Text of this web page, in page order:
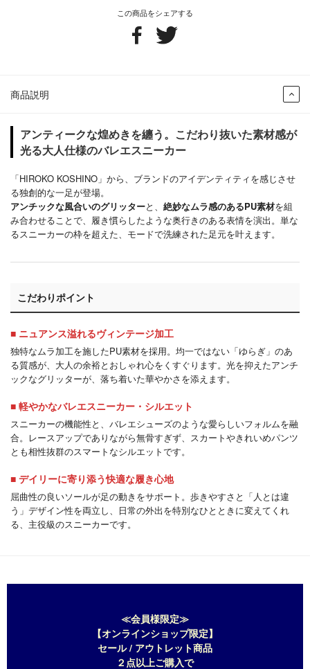
この商品をシェアする
商品説明
アンティークな煌めきを纏う。こだわり抜いた素材感が
光る大人仕様のバレエスニーカー
「HIROKO KOSHINO」から、ブランドのアイデンティティを感じさせ
る独創的な一足が登場。
アンチックな風合いのグリッターと、 絶妙なムラ感のあるPU素材を組
み合わせることで、履き慣らしたような奥行きのある表情を演出。単な
るスニーカーの枠を超えた、モードで洗練された足元を叶えます。
こだわりポイント
■ ニュアンス溢れるヴィンテージ加工
独特なムラ加工を施したPU素材を採用。均一ではない「ゆらぎ」のあ
る質感が、大人の余裕とおしゃれ心をくすぐります。光を抑えたアンチ
ックなグリッターが、落ち着いた華やかさを添えます。
■ 軽やかなバレエスニーカー・シルエット
スニーカーの機能性と、バレエシューズのような愛らしいフォルムを融
合。レースアップでありながら無骨すぎず、スカートやきれいめパンツ
とも相性抜群のスマートなシルエットです。
■ デイリーに寄り添う快適な履き心地
屈曲性の良いソールが足の動きをサポート。歩きやすさと「人とは違
う」デザイン性を両立し、日常の外出を特別なひとときに変えてくれ
る、主役級のスニーカーです。
≪会員様限定≫
【オンラインショップ限定】
セール / アウトレット商品
２点以上ご購入で